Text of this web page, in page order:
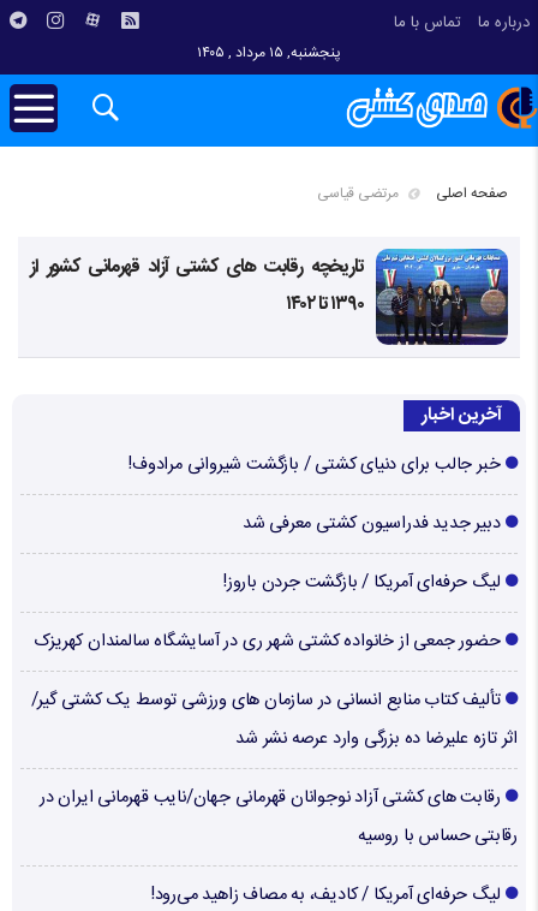
درباره ما تماس با ما
پنجشنبه, ۱۵ مرداد , ۱۴۰۵
صفحه اصلی مرتضی قیاسی
تاریخچه رقابت های کشتی آزاد قهرمانی کشور از
۱۳۹۰ تا ۱۴۰۲
آخرین اخبار
خبر جالب برای دنیای کشتی / بازگشت شیروانی مرادوف!
دبیر جدید فدراسیون کشتی معرفی شد
لیگ حرفه‌ای آمریکا / بازگشت جردن باروز!
حضور جمعی از خانواده کشتی شهر ری در آسایشگاه سالمندان کهریزک
تألیف کتاب منابع انسانی در سازمان های ورزشی توسط یک کشتی گیر/
اثر تازه علیرضا ده بزرگی وارد عرصه نشر شد
رقابت های کشتی آزاد نوجوانان قهرمانی جهان/نایب قهرمانی ایران در
رقابتی حساس با روسیه
لیگ حرفه‌ای آمریکا / کادیف، به مصاف زاهید می‌رود!